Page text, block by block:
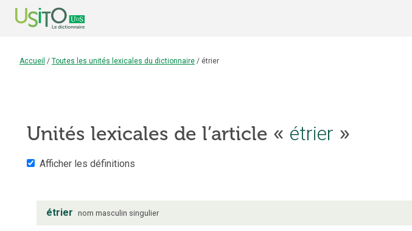
Accueil / Toutes les unités lexicales du dictionnaire / étrier
Unités lexicales de l’article « étrier »
Afficher les définitions
étrier nom masculin singulier